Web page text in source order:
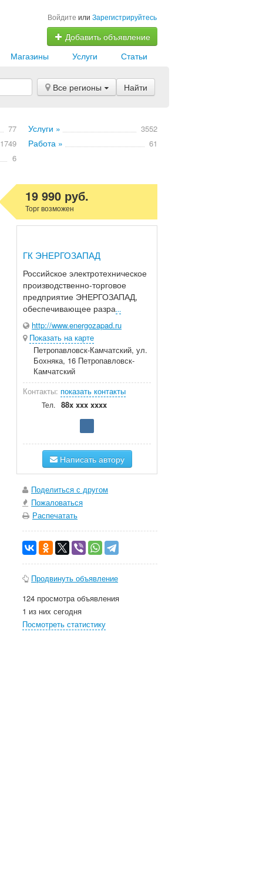
Войдите или Зарегистрируйтесь
Добавить объявление
Статьи
Услуги
Магазины
Все регионы Найти
77 Услуги » 3552
1749 Работа » 61
6
19 990 руб.
Торг возможен
ГК ЭНЕРГОЗАПАД
Российское электротехническое
производственно-торговое
предприятие ЭНЕРГОЗАПАД,
обеспечивающее разра...
http://www.energozapad.ru
Показать на карте
Петропавловск-Камчатский, ул.
Бохняка, 16 Петропавловск-
Камчатский
Контакты: показать контакты
Тел. 88x xxx xxxx
Написать автору
Поделиться с другом
Пожаловаться
Распечатать
Продвинуть объявление
124 просмотра объявления
1 из них сегодня
Посмотреть статистику